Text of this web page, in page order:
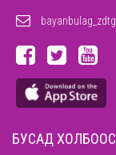
БУСАД ХОЛБООС